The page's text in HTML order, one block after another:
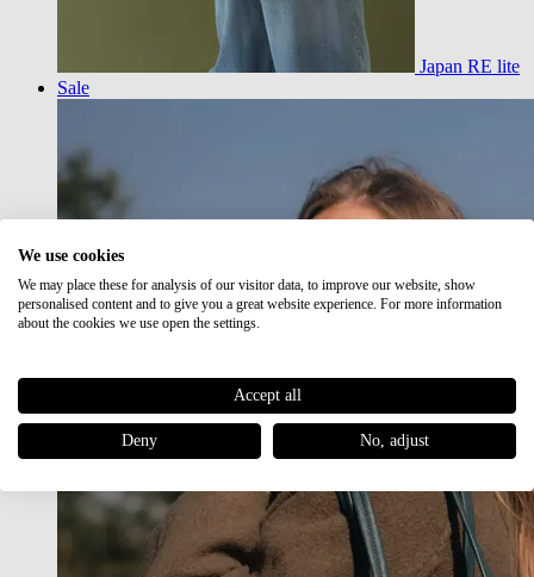
Japan RE lite
Sale
We use cookies
We may place these for analysis of our visitor data, to improve our website, show
personalised content and to give you a great website experience. For more information
about the cookies we use open the settings.
Accept all
Deny No, adjust